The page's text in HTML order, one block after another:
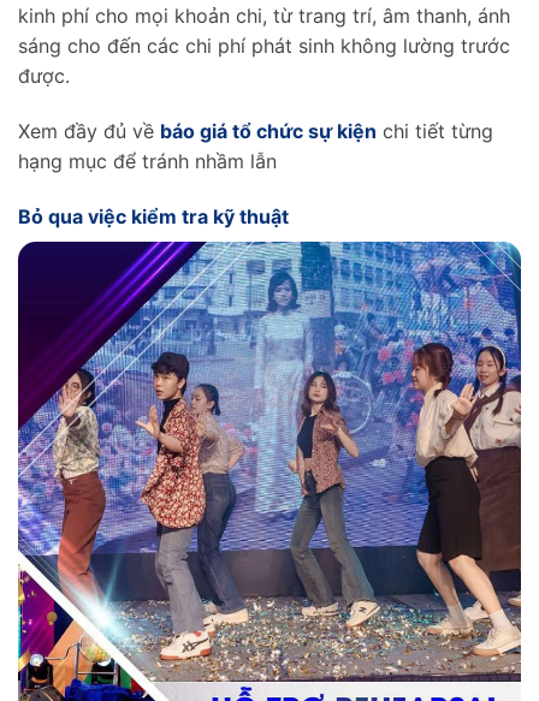
kinh phí cho mọi khoản chi, từ trang trí, âm thanh, ánh
sáng cho đến các chi phí phát sinh không lường trước
được.
Xem đầy đủ về báo giá tổ chức sự kiện chi tiết từng
hạng mục để tránh nhầm lẫn
Bỏ qua việc kiểm tra kỹ thuật